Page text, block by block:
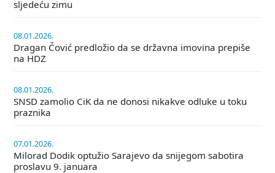
sljedeću zimu
08.01.2026.
Dragan Čović predložio da se državna imovina prepiše
na HDZ
08.01.2026.
SNSD zamolio CiK da ne donosi nikakve odluke u toku
praznika
07.01.2026.
Milorad Dodik optužio Sarajevo da snijegom sabotira
proslavu 9. januara